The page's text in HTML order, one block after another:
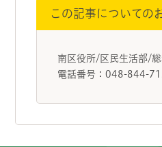
この記事についての
南区役所/区民生活部/
電話番号：048-844-